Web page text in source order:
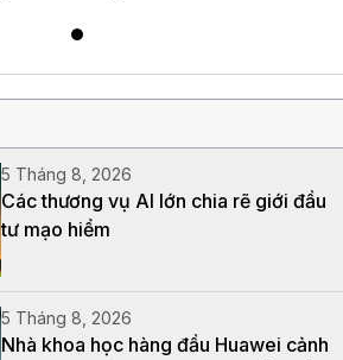
5 Tháng 8, 2026
Các thương vụ AI lớn chia rẽ giới đầu
tư mạo hiểm
5 Tháng 8, 2026
Nhà khoa học hàng đầu Huawei cảnh